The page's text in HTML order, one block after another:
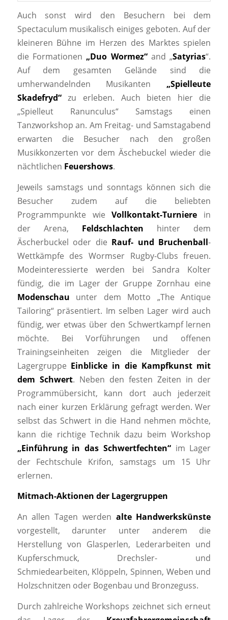
Auch sonst wird den Besuchern bei dem
Spectaculum musikalisch einiges geboten. Auf der
kleineren Bühne im Herzen des Marktes spielen
die Formationen „Duo Wormez“and „Satyrias“.
Auf dem gesamten Gelände sind die
umherwandelnden Musikanten „Spielleute
Skadefryd“zu erleben. Auch bieten hier die
„Spielleut Ranunculus“ Samstags einen
Tanzworkshop an. Am Freitag- und Samstagabend
erwarten die Besucher nach den großen
Musikkonzerten vor dem Äschebuckel wieder die
nächtlichen Feuershows.
Jeweils samstags und sonntags können sich die
Besucher zudem auf die beliebten
Programmpunkte wieVollkontakt-Turniere in
der Arena, Feldschlachten hinter dem
Äscherbuckel oder die Rauf- und Bruchenball-
Wettkämpfe des Wormser Rugby-Clubs freuen.
Modeinteressierte werden bei Sandra Kolter
fündig, die im Lager der Gruppe Zornhau eine
Modenschau unter dem Motto „The Antique
Tailoring“ präsentiert. Im selben Lager wird auch
fündig, wer etwas über den Schwertkampf lernen
möchte. Bei Vorführungen und offenen
Trainingseinheiten zeigen die Mitglieder der
Lagergruppe Einblicke in die Kampfkunst mit
dem Schwert. Neben den festen Zeiten in der
Programmübersicht, kann dort auch jederzeit
nach einer kurzen Erklärung gefragt werden. Wer
selbst das Schwert in die Hand nehmen möchte,
kann die richtige Technik dazu beim Workshop
„Einführung in das Schwertfechten“im Lager
der Fechtschule Krifon, samstags um 15 Uhr
erlernen.
Mitmach-Aktionen der Lagergruppen
An allen Tagen werden alte Handwerkskünste
vorgestellt, darunter unter anderem die
Herstellung von Glasperlen, Lederarbeiten und
Kupferschmuck, Drechsler- und
Schmiedearbeiten, Klöppeln, Spinnen, Weben und
Holzschnitzen oder Bogenbau und Bronzeguss.
Durch zahlreiche Workshops zeichnet sich erneut